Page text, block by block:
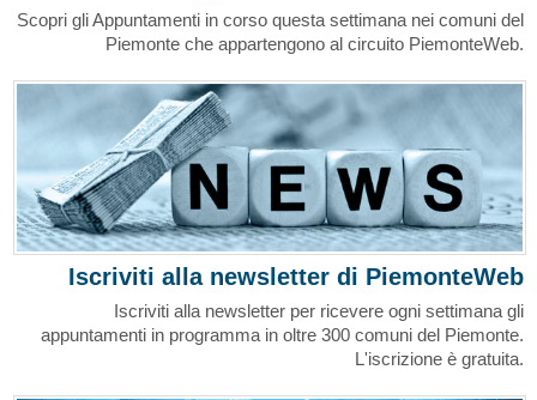
Scopri gli Appuntamenti in corso questa settimana nei comuni del
Piemonte che appartengono al circuito PiemonteWeb.
Iscriviti alla newsletter di PiemonteWeb
Iscriviti alla newsletter per ricevere ogni settimana gli
appuntamenti in programma in oltre 300 comuni del Piemonte.
L'iscrizione è gratuita.